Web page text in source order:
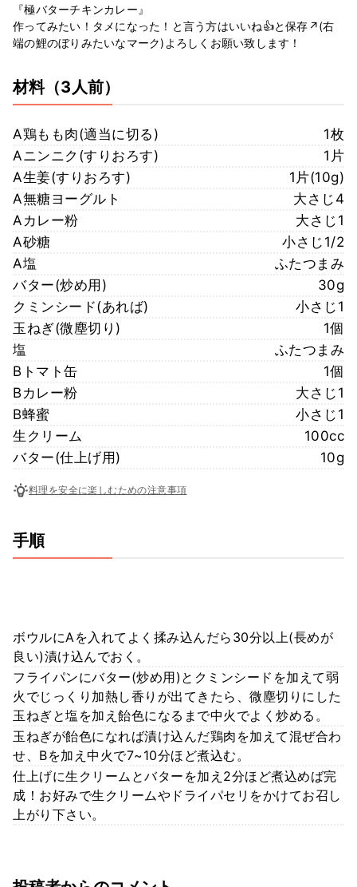
『極バターチキンカレー』
作ってみたい！タメになった！と言う方はいいね👍と保存↗️(右
端の鯉のぼりみたいなマーク)よろしくお願い致します！
材料（3人前）
A鶏もも肉(適当に切る)
1枚
Aニンニク(すりおろす)
1片
A生姜(すりおろす)
1片(10g)
A無糖ヨーグルト
大さじ4
Aカレー粉
大さじ1
A砂糖
小さじ1/2
A塩
ふたつまみ
バター(炒め用)
30g
クミンシード(あれば)
小さじ1
玉ねぎ(微塵切り)
1個
塩
ふたつまみ
Bトマト缶
1個
Bカレー粉
大さじ1
B蜂蜜
小さじ1
生クリーム
100cc
バター(仕上げ用)
10g
料理を安全に楽しむための注意事項
手順
ボウルにAを入れてよく揉み込んだら30分以上(長めが
良い)漬け込んでおく。
フライパンにバター(炒め用)とクミンシードを加えて弱
火でじっくり加熱し香りが出てきたら、微塵切りにした
玉ねぎと塩を加え飴色になるまで中火でよく炒める。
玉ねぎが飴色になれば漬け込んだ鶏肉を加えて混ぜ合わ
せ、Bを加え中火で7~10分ほど煮込む。
仕上げに生クリームとバターを加え2分ほど煮込めば完
成！お好みで生クリームやドライパセリをかけてお召し
上がり下さい。